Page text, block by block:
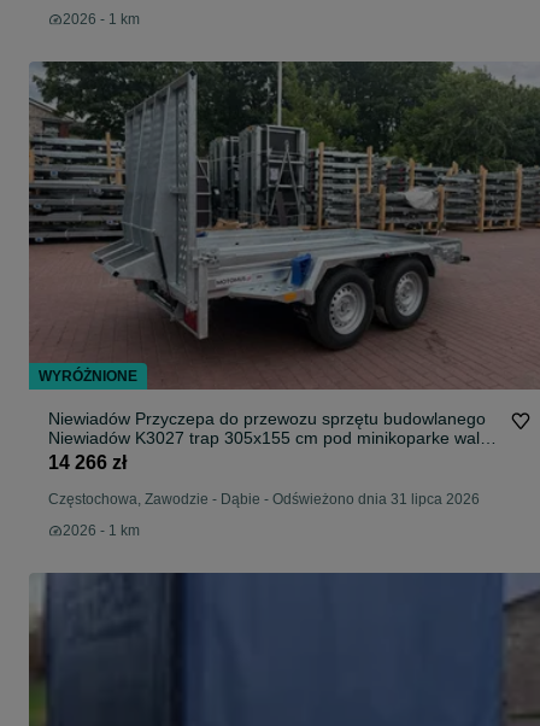
2026 - 1 km
Niewiadów Przyczepa do przewozu sprzętu budowlanego
Niewiadów K3027 trap 305x155 cm pod minikoparke walec
dostawa pod dom Nowa przyczepa Niewiadow 305x155 2
14 266 zł
Częstochowa, Zawodzie - Dąbie - Odświeżono dnia 31 lipca 2026
2026 - 1 km
WYRÓŻNIONE